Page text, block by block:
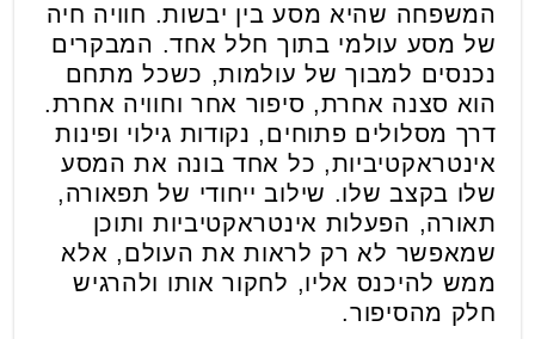
המשפחה שהיא מסע בין יבשות. חוויה חיה
של מסע עולמי בתוך חלל אחד. המבקרים
נכנסים למבוך של עולמות, כשכל מתחם
הוא סצנה אחרת, סיפור אחר וחוויה אחרת.
דרך מסלולים פתוחים, נקודות גילוי ופינות
אינטראקטיביות, כל אחד בונה את המסע
שלו בקצב שלו. שילוב ייחודי של תפאורה,
תאורה, הפעלות אינטראקטיביות ותוכן
שמאפשר לא רק לראות את העולם, אלא
ממש להיכנס אליו, לחקור אותו ולהרגיש
חלק מהסיפור.